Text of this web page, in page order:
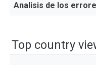
Analisis de los
Top country